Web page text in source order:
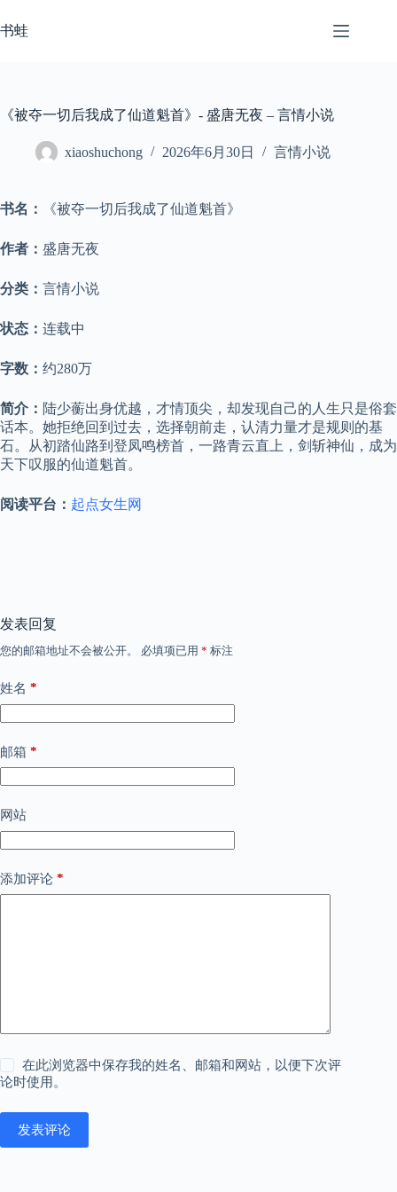
至
书蛙
《被夺一切后我成了仙道魁首》- 盛唐无夜 – 言情小说
xiaoshuchong 2026年6月30日 言情小说
书名： 《被夺一切后我成了仙道魁首》
作者： 盛唐无夜
分类： 言情小说
状态： 连载中
字数： 约280万
简介： 陆少蘅出身优越，才情顶尖，却发现自己的人生只是俗套
话本。她拒绝回到过去，选择朝前走，认清力量才是规则的基
石。从初踏仙路到登凤鸣榜首，一路青云直上，剑斩神仙，成为
天下叹服的仙道魁首。
阅读平台： 起点女生网
发表回复
您的邮箱地址不会被公开。 必填项已用 * 标注
姓名 *
邮箱 *
网站
添加评论 *
在此浏览器中保存我的姓名、邮箱和网站，以便下次评
论时使用。
发表评论